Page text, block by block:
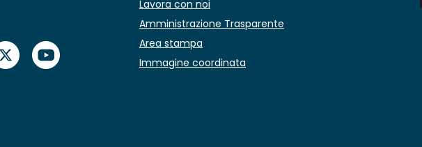
Lavora con noi
Amministrazione Trasparente
Area stampa
Immagine coordinata